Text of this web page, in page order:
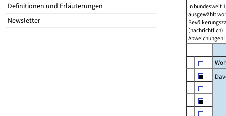
Definitionen und Erläuterungen
Newsletter
In bundesweit
ausgewählt
Abweichungen